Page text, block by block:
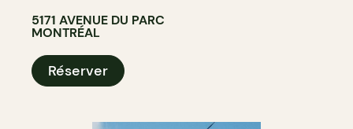
5171 AVENUE DU PARC
MONTRÉAL
Réserver